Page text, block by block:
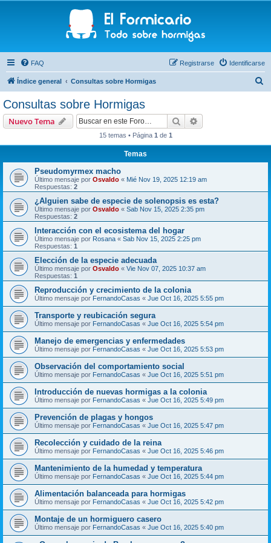
FAQ Identificarse
Registrarse
Índice general Consultas sobre Hormigas
Consultas sobre Hormigas
Nuevo Tema Buscar
15 temas • Página 1 de 1
Temas
Pseudomyrmex macho
Último mensaje por Osvaldo « Mié Nov 19, 2025 12:19 am
Respuestas: 2
¿Alguien sabe de especie de solenopsis es esta?
Último mensaje por Osvaldo « Sab Nov 15, 2025 2:35 pm
Respuestas: 2
Interacción con el ecosistema del hogar
Último mensaje por Rosana « Sab Nov 15, 2025 2:25 pm
Respuestas: 1
Elección de la especie adecuada
Último mensaje por Osvaldo « Vie Nov 07, 2025 10:37 am
Respuestas: 1
Reproducción y crecimiento de la colonia
Último mensaje por FernandoCasas « Jue Oct 16, 2025 5:55 pm
Transporte y reubicación segura
Último mensaje por FernandoCasas « Jue Oct 16, 2025 5:54 pm
Manejo de emergencias y enfermedades
Último mensaje por FernandoCasas « Jue Oct 16, 2025 5:53 pm
Observación del comportamiento social
Último mensaje por FernandoCasas « Jue Oct 16, 2025 5:51 pm
Introducción de nuevas hormigas a la colonia
Último mensaje por FernandoCasas « Jue Oct 16, 2025 5:49 pm
Prevención de plagas y hongos
Último mensaje por FernandoCasas « Jue Oct 16, 2025 5:47 pm
Recolección y cuidado de la reina
Último mensaje por FernandoCasas « Jue Oct 16, 2025 5:46 pm
Mantenimiento de la humedad y temperatura
Último mensaje por FernandoCasas « Jue Oct 16, 2025 5:44 pm
Alimentación balanceada para hormigas
Último mensaje por FernandoCasas « Jue Oct 16, 2025 5:42 pm
Montaje de un hormiguero casero
Último mensaje por FernandoCasas « Jue Oct 16, 2025 5:40 pm